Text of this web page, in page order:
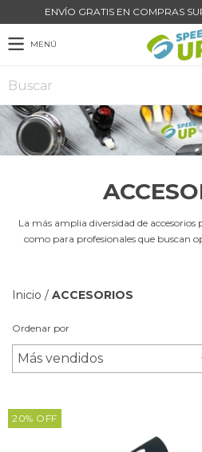
ENVÍO GRATIS EN COMPRAS
MENÚ
La más amplia diversidad de
como para profesionales que buscan
Inicio / ACCESORIOS
Ordenar por
20% OFF